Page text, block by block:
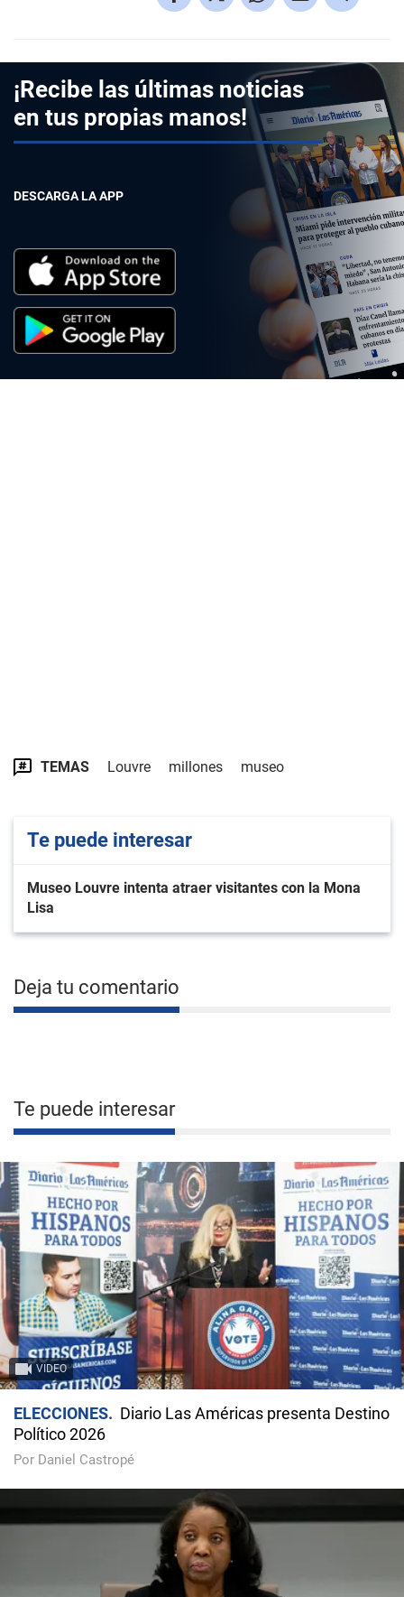
¡Recibe las últimas noticias
en tus propias manos!
DESCARGA LA APP
TEMAS Louvre millones museo
Te puede interesar
Museo Louvre intenta atraer visitantes con la Mona
Lisa
Deja tu comentario
Te puede interesar
VIDEO
ELECCIONES
Diario Las Américas presenta Destino
Político 2026
Por Daniel Castropé